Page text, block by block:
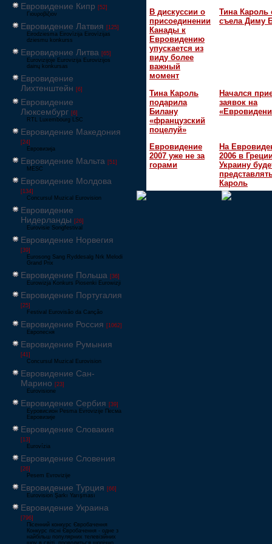
Евровидение Кипр [52]
Γιουροβίζιον
Евровидение Латвия [125]
Eirodziesma Eirovīzija Eirovīzijas
dziesmu konkurss
Евровидение Литва [65]
Eurovizijoje Eurovizija Eurovizijos
dainų konkursas
Евровидение
Лихтенштейн [6]
Евровидение
Люксембург [6]
RTL Luxembourg LSC
Евровидение Македония
[24]
Евровизија
Евровидение Мальта [51]
MESC
Евровидение Молдова
[134]
Concursul Muzical Eurovision
Евровидение
Нидерланды [26]
Eurovisie Songfestival
Евровидение Норвегия
[39]
Eurosong Sang Ryddesalg Nrk Melodi
Grand Prix
Евровидение Польша [36]
Eurowizja Konkurs Piosenki Eurowizji
Евровидение Португалия
[25]
Festival Eurovisão da Canção
Евровидение Россия [1062]
Европесня
Евровидение Румыния
[41]
Concursul Muzical Eurovision
Евровидение Сан-
Марино [23]
Eurovisione
Евровидение Сербия [39]
Еуровисион Pesma Evrovizije Песма
Евровизије
Евровидение Словакия
[13]
Eurovízia
Евровидение Словения
[26]
Pesem Evrovizije
Евровидение Турция [66]
Eurovision Şarkı Yarışması
Евровидение Украина
[796]
Пісенний конкурс Євробачення
Конкурс пісні Євробачення - одне з
найбільш популярних телевізійних
шоу в світі, проводиться щорічно,
В дискуссии о
присоединении
Канады к
Евровидению
упускается из
виду более
важный
момент
Тина Кароль
съела Диму
Тина Кароль
подарила
Билану
«французский
поцелуй»
Начался
заявок на
Евровидение
2007 уже не за
горами
На
2006 в
Украину
Кароль